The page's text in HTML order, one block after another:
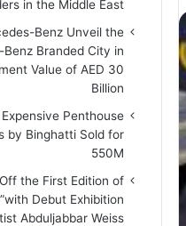
in the Middle East
Benz Unveil the
Benz Branded City in
Value of AED 30
Billion
Penthouse
by Binghatti Sold for
550M
the First Edition of
Debut Exhibition
Abduljabbar Weiss